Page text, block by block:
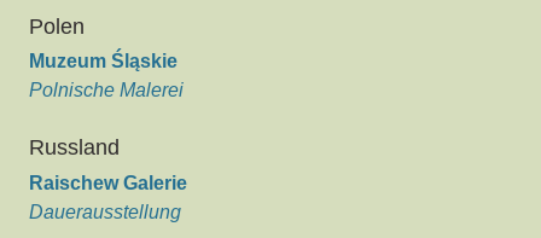
Polen
Muzeum Śląskie
Polnische Malerei
Russland
Raischew Galerie
Dauerausstellung